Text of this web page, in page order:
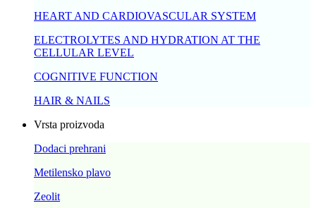
HEART AND CARDIOVASCULAR SYSTEM
ELECTROLYTES AND HYDRATION AT THE
CELLULAR LEVEL
COGNITIVE FUNCTION
HAIR & NAILS
Vrsta proizvoda
Dodaci prehrani
Metilensko plavo
Zeolit